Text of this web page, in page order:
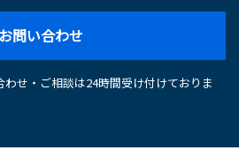
お問い合わせ
せ・ご相談は24時間受け付けておりま